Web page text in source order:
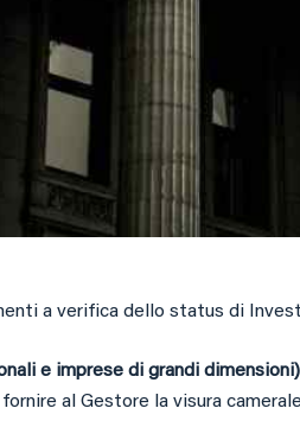
a verifica dello status di
e imprese di grandi dimensioni)
al Gestore la visura